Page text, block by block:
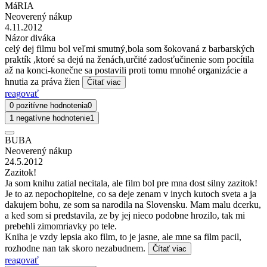
MáRIA
Neoverený nákup
4.11.2012
Názor diváka
celý dej filmu bol veľmi smutný,bola som šokovaná z barbarských
praktík ,ktoré sa dejú na ženách,určité zadosťučinenie som pocítila
až na konci-konečne sa postavili proti tomu mnohé organizácie a
hnutia za práva žien
Čítať viac
reagovať
0 pozitívne hodnotenia0
1 negatívne hodnotenie1
BUBA
Neoverený nákup
24.5.2012
Zazitok!
Ja som knihu zatial necitala, ale film bol pre mna dost silny zazitok!
Je to az nepochopitelne, co sa deje zenam v inych kutoch sveta a ja
dakujem bohu, ze som sa narodila na Slovensku. Mam malu dcerku,
a ked som si predstavila, ze by jej nieco podobne hrozilo, tak mi
prebehli zimomriavky po tele.
Kniha je vzdy lepsia ako film, to je jasne, ale mne sa film pacil,
rozhodne nan tak skoro nezabudnem.
Čítať viac
reagovať